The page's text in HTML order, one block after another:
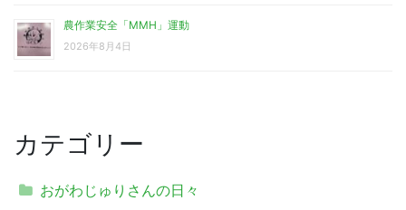
農作業安全「MMH」運動
2026年8月4日
カテゴリー
おがわじゅりさんの日々